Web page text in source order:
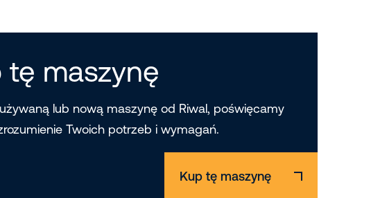
tę maszynę
lub nową maszynę od Riwal, poświęcamy
Twoich potrzeb i wymagań.
Kup tę maszynę